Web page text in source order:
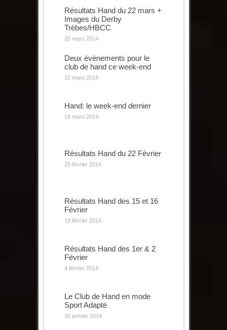
Résultats Hand du 22 mars +
Images du Derby
Trèbes/HBCC
25 mars 2014
Deux évènements pour le
club de hand ce week-end
22 mars 2014
Hand: le week-end dernier
18 mars 2014
Résultats Hand du 22 Février
25 février 2014
Résultats Hand des 15 et 16
Février
19 février 2014
Résultats Hand des 1er & 2
Février
4 février 2014
Le Club de Hand en mode
Sport Adapté
30 janvier 2014